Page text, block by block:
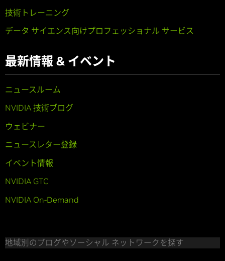
技術トレーニング
データ サイエンス向けプロフェッショナル サービス
最新情報 & イベント
ニュースルーム
NVIDIA 技術ブログ
ウェビナー
ニュースレター登録
イベント情報
NVIDIA GTC
NVIDIA On-Demand
地域別のブログやソーシャル ネットワークを探す